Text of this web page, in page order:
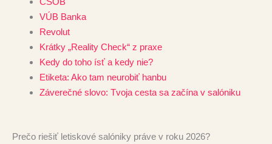
VÚB Banka
Revolut
Krátky „Reality Check“ z praxe
Kedy do toho ísť a kedy nie?
Etiketa: Ako tam neurobiť hanbu
Záverečné slovo: Tvoja cesta sa začína v salóniku
Prečo riešiť letiskové salóniky práve v roku 2026?